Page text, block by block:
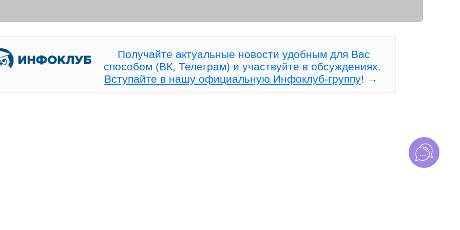
[ Сегодня в 19:00 МСК]
Торговля идёт — и
Рынок, где НЕТ конкурентов!
Получайте актуальные новости удобным для Вас
способом (ВК, Телеграм) и участвуйте в обсуждениях.
Вступайте в нашу официальную Инфоклуб-группу! →